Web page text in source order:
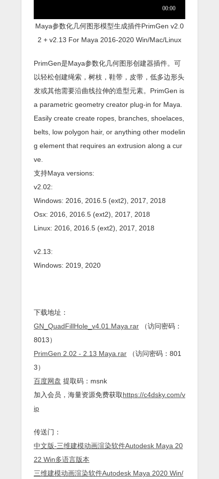
Maya参数化几何图形模型生成插件PrimGen v2.0
2 + v2.13 For Maya 2016-2020 Win/Mac/Linux
PrimGen是Maya参数化几何图形创建器插件。可
以轻松创建绳索，树枝，鞋带，皮带，低多边形头
发或其他需要沿曲线拉伸的造型元素。PrimGen is
a parametric geometry creator plug-in for Maya.
Easily create create ropes, branches, shoelaces,
belts, low polygon hair, or anything other modelin
g element that requires an extrusion along a cur
ve.
支持Maya versions:
v2.02:
Windows: 2016, 2016.5 (ext2), 2017, 2018
Osx: 2016, 2016.5 (ext2), 2017, 2018
Linux: 2016, 2016.5 (ext2), 2017, 2018
v2.13:
Windows: 2019, 2020
下载地址：
GN_QuadFillHole_v4.01.Maya.rar （访问密码：
8013）
PrimGen 2.02 - 2.13 Maya.rar （访问密码：801
3）
百度网盘 提取码：msnk
加入会员，海量资源免费获取https://c4dsky.com/v
ip
传送门：
中文版-三维建模动画渲染软件Autodesk Maya 20
22 Win多语言版本
三维建模动画渲染软件Autodesk Maya 2020 Win/